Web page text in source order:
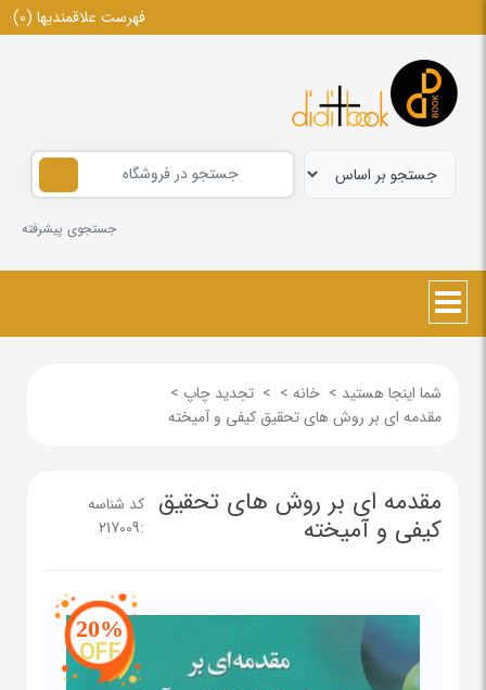
فهرست علاقمندیها (0)
جستجوی پیشرفته
شما اینجا هستید > خانه >
> تجدید چاپ >
مقدمه ای بر روش های تحقیق کیفی و آمیخته
مقدمه ای بر روش های تحقیق
کیفی و آمیخته
کد شناسه
:
217009
20%
OFF